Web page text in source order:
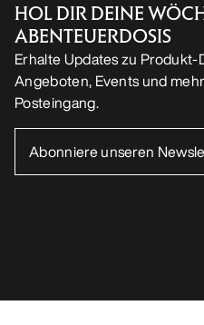
HOL DIR DEINE
ABENTEUERDOSIS
Erhalte Updates zu Produkt-
Angeboten, Events und
Posteingang.